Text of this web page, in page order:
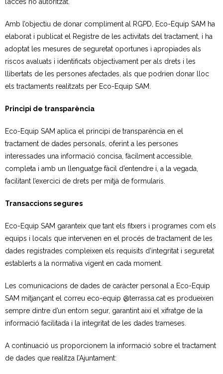
- Deixalleria Can Barba
- Can Casanovas
- La gestió dels residus
- Gestió de les recollides
- Instal·lacions Can Barba
- CRT Residus Especials
- - Amiant/Fibrociment
- Planta de Transferència
Amb l’objectiu de donar compliment al RGPD, Eco-Equip SAM ha
elaborat i publicat el Registre de les activitats del tractament, i ha
adoptat les mesures de seguretat oportunes i apropiades als
riscos avaluats i identificats objectivament per als drets i les
llibertats de les persones afectades, als que podrien donar lloc
els tractaments realitzats per Eco-Equip SAM.
Principi de transparència
Eco-Equip SAM aplica el principi de transparència en el
tractament de dades personals, oferint a les persones
interessades una informació concisa, fàcilment accessible,
completa i amb un llenguatge fàcil d’entendre i, a la vegada,
facilitant l’exercici de drets per mitjà de formularis.
Transaccions segures
Eco-Equip SAM garanteix que tant els fitxers i programes com els
equips i locals que intervenen en el procés de tractament de les
dades registrades compleixen els requisits d’integritat i seguretat
establerts a la normativa vigent en cada moment.
Les comunicacions de dades de caràcter personal a Eco-Equip
SAM mitjançant el correu eco-equip @terrassa.cat es produeixen
sempre dintre d’un entorn segur, garantint així el xifratge de la
informació facilitada i la integritat de les dades trameses.
A continuació us proporcionem la informació sobre el tractament
de dades que realitza l’Ajuntament: